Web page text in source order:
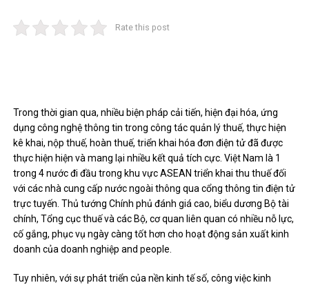
Rate this post
Trong thời gian qua, nhiều biện pháp cải tiến, hiện đại hóa, ứng
dụng công nghệ thông tin trong công tác quản lý thuế, thực hiện
kê khai, nộp thuế, hoàn thuế, triển khai hóa đơn điện tử đã được
thực hiện hiện và mang lại nhiều kết quả tích cực. Việt Nam là 1
trong 4 nước đi đầu trong khu vực ASEAN triển khai thu thuế đối
với các nhà cung cấp nước ngoài thông qua cổng thông tin điện tử
trực tuyến. Thủ tướng Chính phủ đánh giá cao, biểu dương Bộ tài
chính, Tổng cục thuế và các Bộ, cơ quan liên quan có nhiều nỗ lực,
cố gắng, phục vụ ngày càng tốt hơn cho hoạt động sản xuất kinh
doanh của doanh nghiệp and people.
Tuy nhiên, với sự phát triển của nền kinh tế số, công việc kinh